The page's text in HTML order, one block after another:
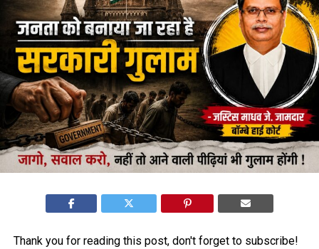
Thank you for reading this post, don't forget to subscribe!